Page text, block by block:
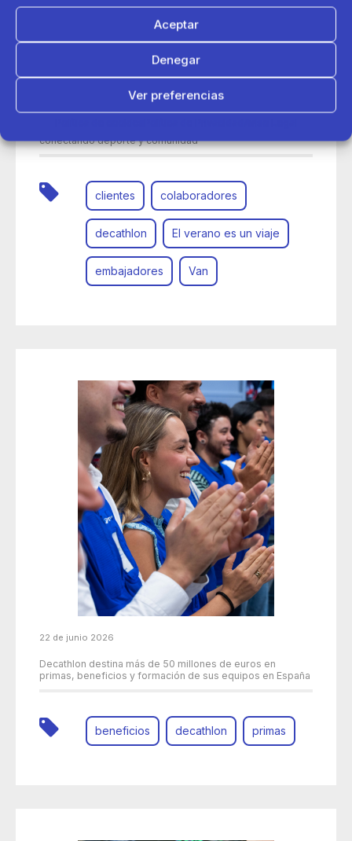
Aceptar
Denegar
Ver preferencias
conectando deporte y comunidad
clientes colaboradores
decathlon El verano es un viaje
embajadores Van
22 de junio 2026
Decathlon destina más de 50 millones de euros en
primas, beneficios y formación de sus equipos en España
beneficios decathlon primas